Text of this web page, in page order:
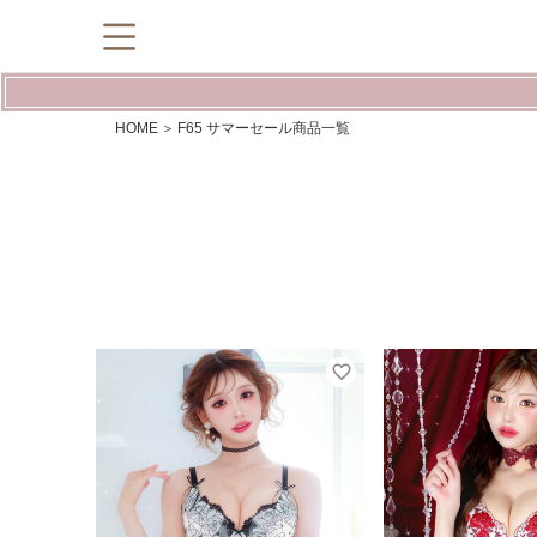
HOME F65 サマーセール商品一覧